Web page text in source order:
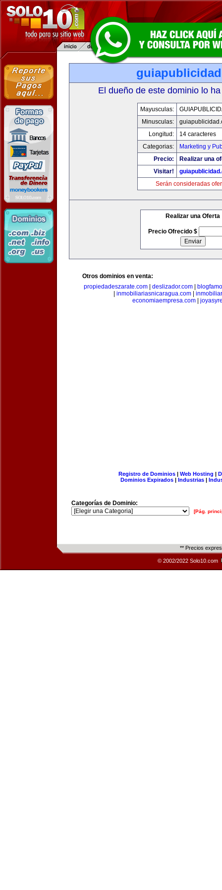
El dueño de este dominio lo
Mayusculas:
Minusculas:
Longitud:
14 caracteres
Categorias:
Marketing y
Precio:
Realizar una
Visitar!
Serán consideradas
Realizar una Oferta
Precio Ofrecido $
Otros dominios en venta:
propiedadeszarate.com| deslizador.com|
inmobiliariasnicaragua.com
economiaempresa.com|
Registro de Dominios| Web Hosting |
Dominios Expirados | Industrias |
Categorías de Dominio:
[Pág.
** Precios
© 2002/2022 Solo10.com